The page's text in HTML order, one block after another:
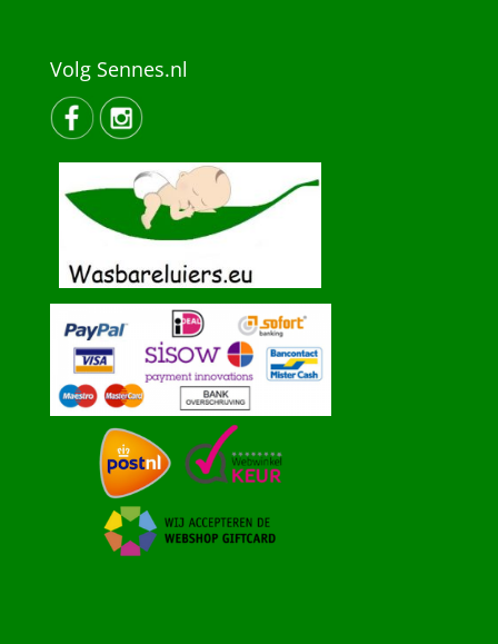
Volg Sennes.nl